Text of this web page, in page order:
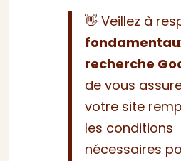
👋 Veillez à
recherche
de vous
votre site
les conditions
nécessaires